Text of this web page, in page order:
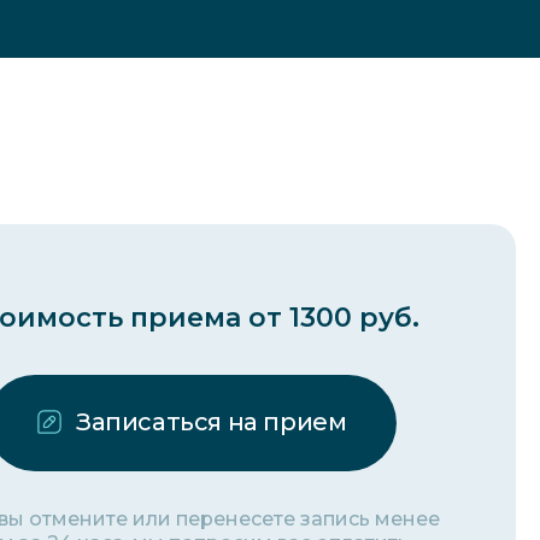
приема от 1300 руб.
Записаться на прием
отмените или перенесете запись менее